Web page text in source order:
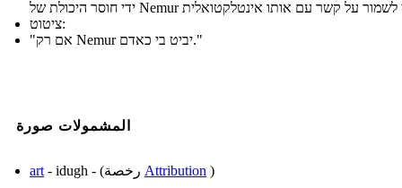
ציטוט:
"אם רק Nemur יביט בי כאדם."
المشمولات صورة
art Attribution )